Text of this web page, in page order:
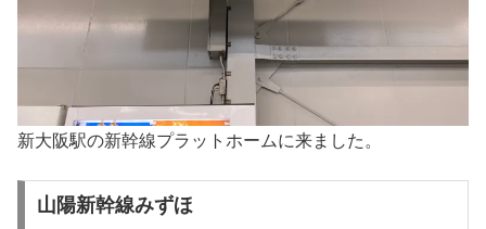
新大阪駅の新幹線プラットホームに来ました。
山陽新幹線みずほ